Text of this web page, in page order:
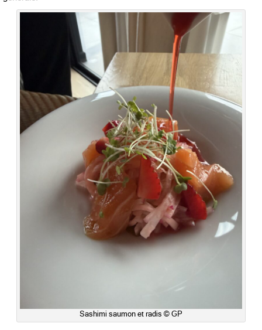
Sashimi saumon et radis © GP